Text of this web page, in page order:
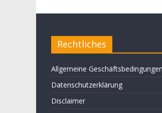
Rechtliches
Allgemeine Geschäftsbedingungen
Datenschutzerklärung
Disclaimer